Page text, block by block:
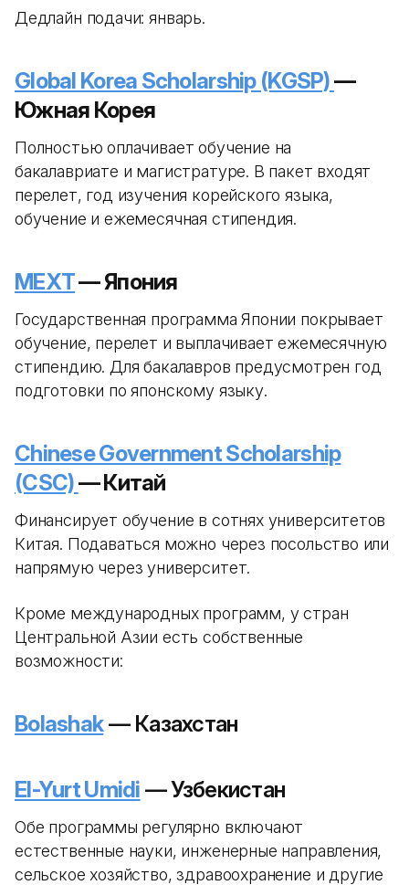
Дедлайн подачи: январь.
Global Korea Scholarship (KGSP)—
Южная Корея
Полностью оплачивает обучение на
бакалавриате и магистратуре. В пакет входят
перелет, год изучения корейского языка,
обучение и ежемесячная стипендия.
MEXT— Япония
Государственная программа Японии покрывает
обучение, перелет и выплачивает ежемесячную
стипендию. Для бакалавров предусмотрен год
подготовки по японскому языку.
Chinese Government Scholarship
(CSC)— Китай
Финансирует обучение в сотнях университетов
Китая. Подаваться можно через посольство или
напрямую через университет.
Кроме международных программ, у стран
Центральной Азии есть собственные
возможности:
Bolashak— Казахстан
El-Yurt Umidi — Узбекистан
Обе программы регулярно включают
естественные науки, инженерные направления,
сельское хозяйство, здравоохранение и другие